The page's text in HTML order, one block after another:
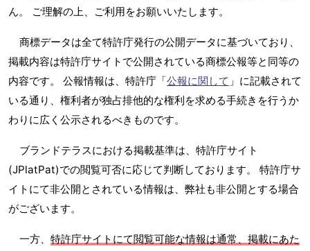
ん。 ご理解の上、ご利用をお願いいたします。
商標データは全て特許庁発行の公開データに基づいており、
掲載内容は特許庁サイトで公開されている商標公報等と同等の
内容です。 公報情報は、特許庁「公報に関して 」に記載されて
いる通り、権利者が独占排他的な権利を求める手続きを行うか
わりに広く公示されるべきものです。
ブランドテラスにおける掲載基準は、特許庁サイト
(JPlatPat)での閲覧可否に応じて判断しております。 特許庁サ
イトにて非公開とされている情報は、弊社も非公開とする場合
がございます。
一方、 特許庁サイトにて閲覧可能な情報は通常、掲載にあた